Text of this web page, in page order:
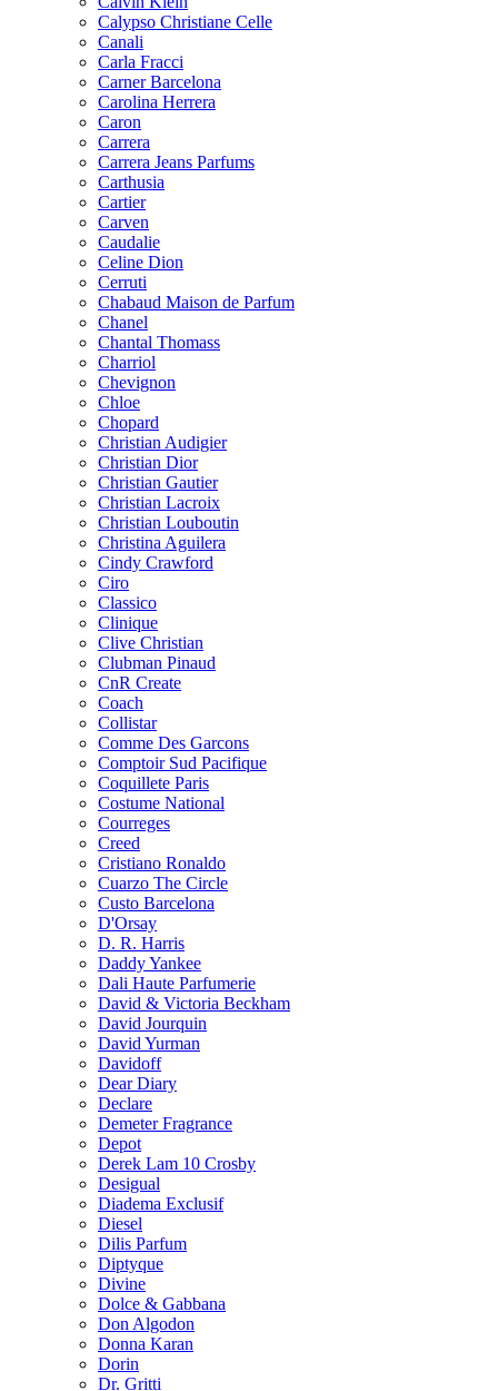
Calypso Christiane Celle
Canali
Carla Fracci
Carner Barcelona
Carolina Herrera
Caron
Carrera
Carrera Jeans Parfums
Carthusia
Cartier
Carven
Caudalie
Celine Dion
Cerruti
Chabaud Maison de Parfum
Chanel
Chantal Thomass
Charriol
Chevignon
Chloe
Chopard
Christian Audigier
Christian Dior
Christian Gautier
Christian Lacroix
Christian Louboutin
Christina Aguilera
Cindy Crawford
Ciro
Classico
Clinique
Clive Christian
Clubman Pinaud
CnR Create
Coach
Collistar
Comme Des Garcons
Comptoir Sud Pacifique
Coquillete Paris
Costume National
Courreges
Creed
Cristiano Ronaldo
Cuarzo The Circle
Custo Barcelona
D'Orsay
D. R. Harris
Daddy Yankee
Dali Haute Parfumerie
David & Victoria Beckham
David Jourquin
David Yurman
Davidoff
Dear Diary
Declare
Demeter Fragrance
Depot
Derek Lam 10 Crosby
Desigual
Diadema Exclusif
Diesel
Dilis Parfum
Diptyque
Divine
Dolce & Gabbana
Don Algodon
Donna Karan
Dorin
Dr. Gritti